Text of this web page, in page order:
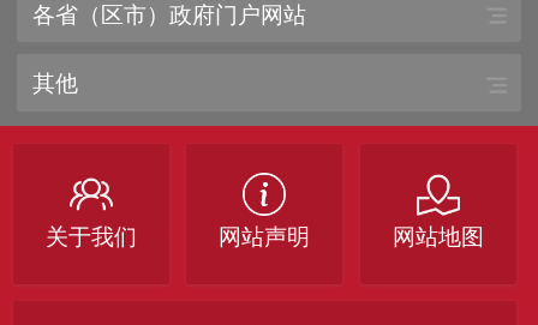
各省（区市）政府门户网站
其他
关于我们 网站声明 网站地图